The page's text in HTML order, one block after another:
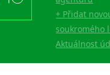
+ Přidat
soukromého
Aktuálnost